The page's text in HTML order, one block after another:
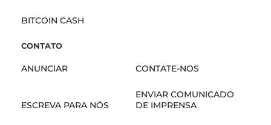
BITCOIN CASH
CONTATO
ANUNCIAR CONTATE-NOS
ESCREVA PARA NÓS
ENVIAR COMUNICADO
DE IMPRENSA